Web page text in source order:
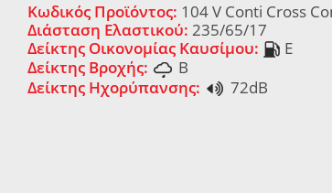
Κωδικός Προϊόντος: 104 V Conti Cross
Διάσταση Ελαστικού: 235/65/17
Δείκτης Οικονομίας Καυσίμου:
E
Δείκτης Βροχής:
B
Δείκτης Ηχορύπανσης:
72dB